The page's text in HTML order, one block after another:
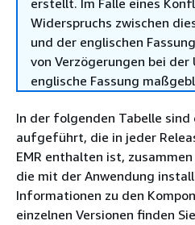
erstellt. Im Falle eines
Widerspruchs zwischen
und der englischen
von Verzögerungen bei
englische Fassung
In der folgenden Tabelle sind
aufgeführt, die in jeder
EMR enthalten ist,
die mit der Anwendung
Informationen zu den
einzelnen Versionen finden